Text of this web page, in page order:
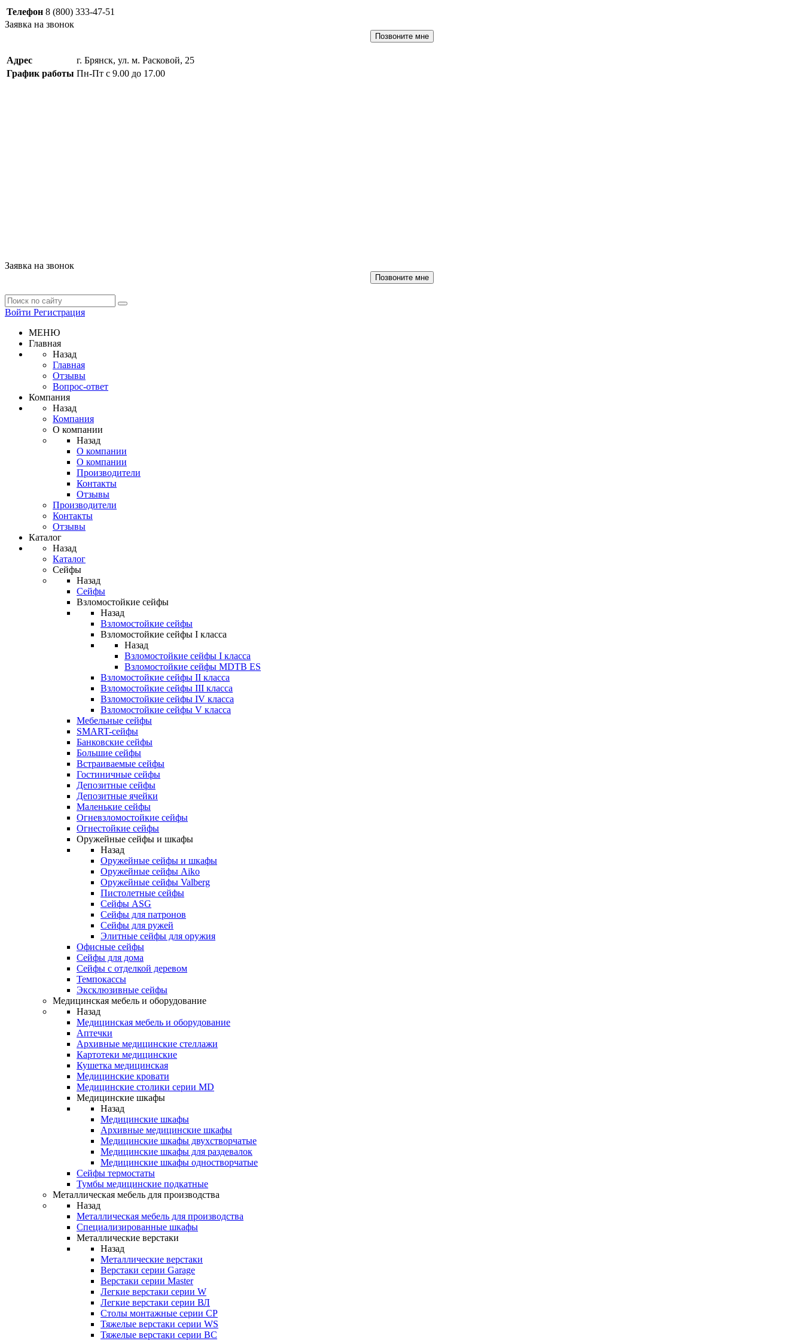
Телефон 8 (800) 333-47-51
Заявка на звонок
Позвоните мне
Адрес
г. Брянск, ул. м. Расковой, 25
График работы Пн-Пт с 9.00 до 17.00
Заявка на звонок
Позвоните мне
Войти Регистрация
МЕНЮ
Главная
Назад
Главная
Отзывы
Вопрос-ответ
Компания
Назад
Компания
О компании
Назад
О компании
О компании
Производители
Контакты
Отзывы
Производители
Контакты
Отзывы
Каталог
Назад
Каталог
Сейфы
Назад
Сейфы
Взломостойкие сейфы
Назад
Взломостойкие сейфы
Взломостойкие сейфы I класса
Назад
Взломостойкие сейфы I класса
Взломостойкие сейфы MDTB ES
Взломостойкие сейфы II класса
Взломостойкие сейфы III класса
Взломостойкие сейфы IV класса
Взломостойкие сейфы V класса
Мебельные сейфы
SMART-сейфы
Банковские сейфы
Большие сейфы
Встраиваемые сейфы
Гостиничные сейфы
Депозитные сейфы
Депозитные ячейки
Маленькие сейфы
Огневзломостойкие сейфы
Огнестойкие сейфы
Оружейные сейфы и шкафы
Назад
Оружейные сейфы и шкафы
Оружейные сейфы Aiko
Оружейные сейфы Valberg
Пистолетные сейфы
Сейфы ASG
Сейфы для патронов
Сейфы для ружей
Элитные сейфы для оружия
Офисные сейфы
Сейфы для дома
Сейфы с отделкой деревом
Темпокассы
Эксклюзивные сейфы
Медицинская мебель и оборудование
Назад
Медицинская мебель и оборудование
Аптечки
Архивные медицинские стеллажи
Картотеки медицинские
Кушетка медицинская
Медицинские кровати
Медицинские столики серии MD
Медицинские шкафы
Назад
Медицинские шкафы
Архивные медицинские шкафы
Медицинские шкафы двухстворчатые
Медицинские шкафы для раздевалок
Медицинские шкафы одностворчатые
Сейфы термостаты
Тумбы медицинские подкатные
Металлическая мебель для производства
Назад
Металлическая мебель для производства
Cпециализированные шкафы
Металлические верстаки
Назад
Металлические верстаки
Верстаки серии Garage
Верстаки серии Master
Легкие верстаки серии W
Легкие верстаки серии ВЛ
Столы монтажные серии СР
Тяжелые верстаки серии WS
Тяжелые верстаки серии ВС